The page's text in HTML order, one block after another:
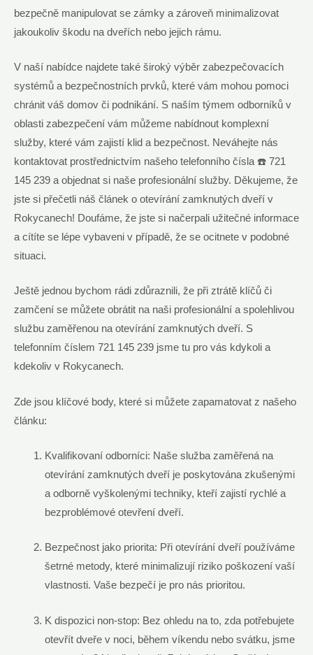
bezpečně manipulovat se zámky a zároveň minimalizovat
jakoukoliv škodu na dveřích nebo jejich rámu.
V naší nabídce najdete také široký výběr zabezpečovacích
systémů a bezpečnostních prvků, které vám mohou pomoci
chránit váš domov či podnikání. S naším týmem odborníků v
oblasti zabezpečení vám můžeme nabídnout komplexní
služby, které vám zajistí klid a bezpečnost. Neváhejte nás
kontaktovat prostřednictvím našeho telefonního čísla ☎️ 721
145 239 a objednat si naše profesionální služby. Děkujeme, že
jste si přečetli náš článek o otevírání zamknutých dveří v
Rokycanech! Doufáme, že jste si načerpali užitečné informace
a cítíte se lépe vybaveni v případě, že se ocitnete v podobné
situaci.
Ještě jednou bychom rádi zdůraznili, že při ztrátě klíčů či
zamčení se můžete obrátit na naši profesionální a spolehlivou
službu zaměřenou na otevírání zamknutých dveří. S
telefonním číslem 721 145 239 jsme tu pro vás kdykoli a
kdekoliv v Rokycanech.
Zde jsou klíčové body, které si můžete zapamatovat z našeho
článku:
Kvalifikovaní odborníci: Naše služba zaměřená na
otevírání zamknutých dveří je poskytována zkušenými
a odborně vyškolenými techniky, kteří zajistí rychlé a
bezproblémové otevření dveří.
Bezpečnost jako priorita: Při otevírání dveří používáme
šetrné metody, které minimalizují riziko poškození vaší
vlastnosti. Vaše bezpečí je pro nás prioritou.
K dispozici non-stop: Bez ohledu na to, zda potřebujete
otevřít dveře v noci, během víkendu nebo svátku, jsme